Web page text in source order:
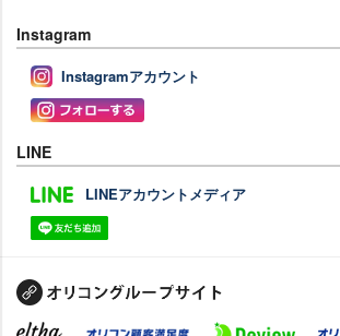
Instagram
Instagramアカウント
LINE
LINEアカウントメディア